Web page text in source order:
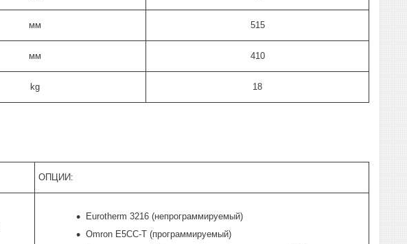
мм 515
мм 410
kg 18
ОПЦИИ:
Eurotherm 3216 (непрограммируемый)
Omron E5CC-T (программируемый)